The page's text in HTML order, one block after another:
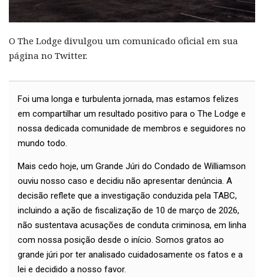
O The Lodge divulgou um comunicado oficial em sua
página no Twitter.
Foi uma longa e turbulenta jornada, mas estamos felizes
em compartilhar um resultado positivo para o The Lodge e
nossa dedicada comunidade de membros e seguidores no
mundo todo.
Mais cedo hoje, um Grande Júri do Condado de Williamson
ouviu nosso caso e decidiu não apresentar denúncia. A
decisão reflete que a investigação conduzida pela TABC,
incluindo a ação de fiscalização de 10 de março de 2026,
não sustentava acusações de conduta criminosa, em linha
com nossa posição desde o início. Somos gratos ao
grande júri por ter analisado cuidadosamente os fatos e a
lei e decidido a nosso favor.